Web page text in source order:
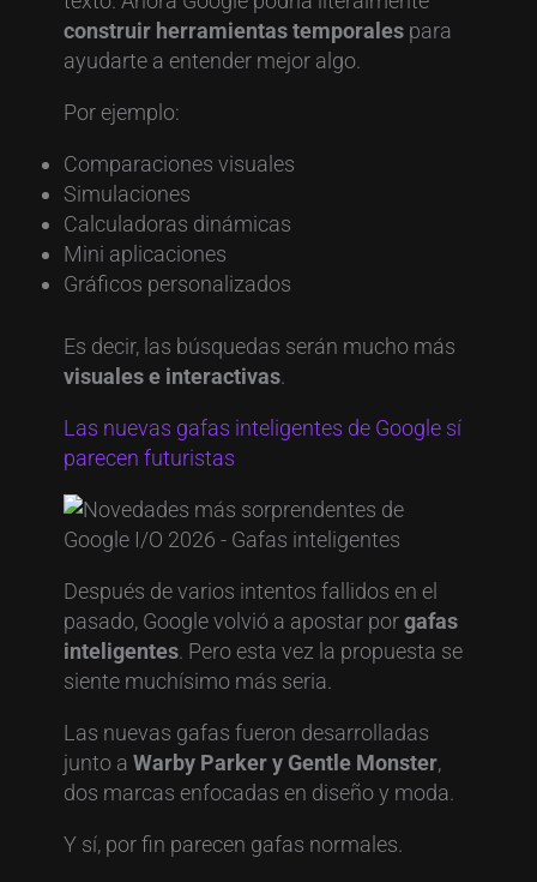
construir herramientas temporalespara
ayudarte a entender mejor algo.
Por ejemplo:
Comparaciones visuales
Simulaciones
Calculadoras dinámicas
Mini aplicaciones
Gráficos personalizados
Es decir, las búsquedas serán mucho más
visuales e interactivas.
Las nuevas gafas inteligentes de Google sí
parecen futuristas
Después de varios intentos fallidos en el
pasado, Google volvió a apostar porgafas
inteligentes. Pero esta vez la propuesta se
siente muchísimo más seria.
Las nuevas gafas fueron desarrolladas
junto a Warby Parker y Gentle Monster,
dos marcas enfocadas en diseño y moda.
Y sí, por fin parecen gafas normales.